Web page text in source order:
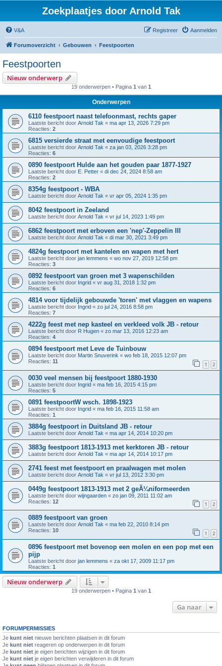
Zoekplaatjes door Arnold Tak
V&A Aanmelden
Registreer
Forumoverzicht Gebouwen Feestpoorten
Feestpoorten
Nieuw onderwerp
19 onderwerpen • Pagina 1 van 1
Onderwerpen
6110 feestpoort naast telefoonmast, rechts gaper
Laatste bericht door Arnold Tak « ma apr 13, 2026 7:29 pm
Reacties: 2
6815 versierde straat met eenvoudige feestpoort
Laatste bericht door Arnold Tak « za jan 03, 2026 3:28 pm
Reacties: 6
0890 feestpoort Hulde aan het gouden paar 1877-1927
Laatste bericht door E. Petter « di dec 24, 2024 8:58 am
Reacties: 2
8354g feestpoort - WBA
Laatste bericht door Arnold Tak « vr apr 05, 2024 1:35 pm
8042 feestpoort in Zeeland
Laatste bericht door Arnold Tak « vr jul 14, 2023 1:49 pm
6862 feestpoort met erboven een 'nep'-Zeppelin III
Laatste bericht door Arnold Tak « di mar 30, 2021 3:49 pm
4824g feestpoort met kantelen en wapen met hert
Laatste bericht door jan lemmens « wo nov 27, 2019 12:58 pm
Reacties: 3
0892 feestpoort van groen met 3 wapenschilden
Laatste bericht door Ingrid « vr aug 31, 2018 1:32 pm
Reacties: 6
4814 voor tijdelijk gebouwde 'toren' met vlaggen en wapens
Laatste bericht door Ingrid « zo jul 24, 2016 8:58 pm
Reacties: 7
4222g feest met nep kasteel en verkleed volk JB - retour
Laatste bericht door R Hugen « zo mar 13, 2016 12:23 am
Reacties: 4
0894 feestpoort met Leve de Tuinbouw
Laatste bericht door Martin Snuverink « wo feb 18, 2015 12:07 pm
Reacties: 11 1 2
0030 veel mensen bij feestpoort 1880-1930
Laatste bericht door Ingrid « ma feb 16, 2015 4:15 pm
Reacties: 5
0891 feestpoortW wsch. 1898-1923
Laatste bericht door Ingrid « ma feb 16, 2015 11:58 am
Reacties: 1
3884g feestpoort in Duitsland JB - retour
Laatste bericht door Arnold Tak « ma apr 14, 2014 10:20 pm
3883g feestpoort 1813-1913 met kerktoren JB - retour
Laatste bericht door Arnold Tak « ma apr 14, 2014 10:17 pm
2741 feest met feestpoort en praalwagen met molen
Laatste bericht door Arnold Tak « vr jul 13, 2012 3:30 pm
0449g feestpoort 1813-1913 met 2 geÃ¼niformeerden
Laatste bericht door wijngaarden « zo jan 09, 2011 11:02 am
Reacties: 12 1 2
0889 feestpoort van groen
Laatste bericht door Arnold Tak « ma feb 22, 2010 8:14 pm
Reacties: 10 1 2
0896 feestpoort met bovenop een molen en een pop met een
pijp
Laatste bericht door jan lemmens « za okt 17, 2009 11:17 pm
Reacties: 1
Nieuw onderwerp
19 onderwerpen • Pagina 1 van 1
Ga naar
FORUMPERMISSIES
Je kunt niet nieuwe berichten plaatsen in dit forum
Je kunt niet reageren op onderwerpen in dit forum
Je kunt niet je eigen berichten wijzigen in dit forum
Je kunt niet je eigen berichten verwijderen in dit forum